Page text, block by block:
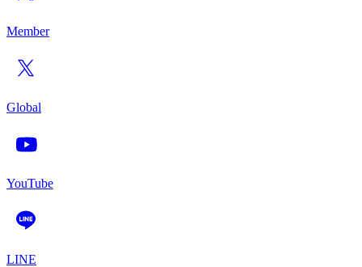
Member
Global
YouTube
LINE